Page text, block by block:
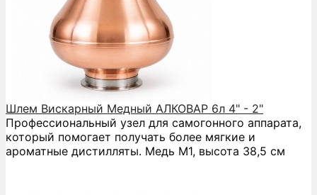
Шлем Вискарный Медный АЛКОВАР 6л 4" - 2"
Профессиональный узел для самогонного аппарата,
который помогает получать более мягкие и
ароматные дистилляты. Медь М1, высота 38,5 см